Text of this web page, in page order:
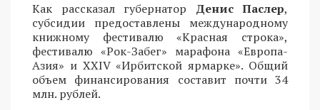
Как рассказал губернатор Денис Паслер,
субсидии предоставлены международному
книжному фестивалю «Красная строка»,
фестивалю «Рок-Забег» марафона «Европа-
Азия» и XXIV «Ирбитской ярмарке». Общий
объем финансирования составит почти 34
млн. рублей.